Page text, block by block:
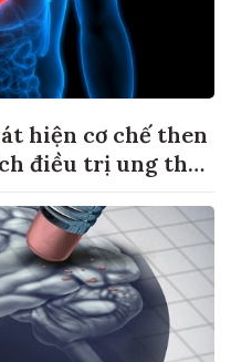
hiện cơ chế then
điều trị ung thư